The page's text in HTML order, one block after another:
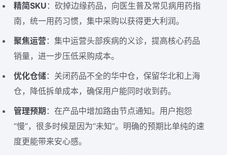
精简SKU ：砍掉边缘药品，向医生普及常见病用药指
南，统一用药习惯，集中采购以获得更大利润。
聚焦运营：集中运营头部疾病的义诊，提高核心药品
销量，进一步压低采购成本。
优化仓储：关闭药品不全的华中仓，保留华北和上海
仓，降低拆单成本，确保用户能同时收到药。
管理预期 ：在产品中增加路由节点通知。用户抱怨
“慢”，很多时候是因为“未知”。明确的预期比单纯的速
度更能带来安心感。